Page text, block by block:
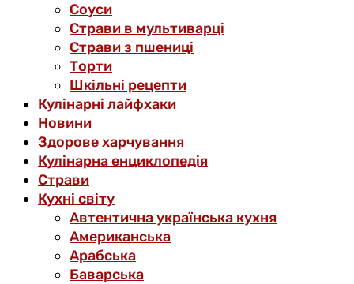
Соуси
Страви в мультиварці
Страви з пшениці
Торти
Шкільні рецепти
Кулінарні лайфхаки
Новини
Здорове харчування
Кулінарна енциклопедія
Страви
Кухні світу
Автентична українська кухня
Американська
Арабська
Баварська